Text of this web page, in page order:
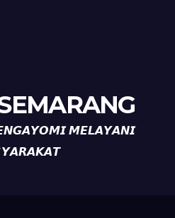
𝙈𝙀𝙇𝘼𝙔𝘼𝙉𝙄